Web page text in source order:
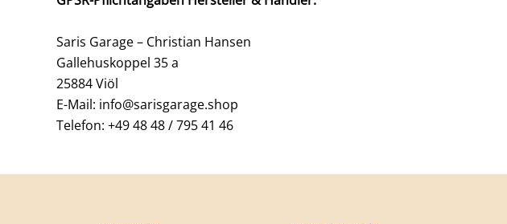
Saris Garage – Christian Hansen
Gallehuskoppel 35 a
25884 Viöl
E-Mail: info@sarisgarage.shop
Telefon: +49 48 48 / 795 41 46